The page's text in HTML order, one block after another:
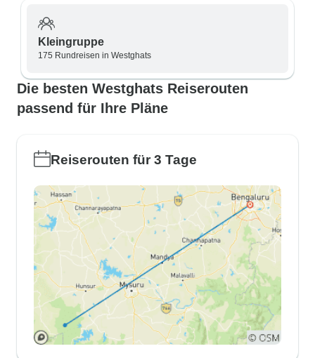
Kleingruppe
175 Rundreisen in Westghats
Die besten Westghats Reiserouten
passend für Ihre Pläne
Reiserouten für 3 Tage